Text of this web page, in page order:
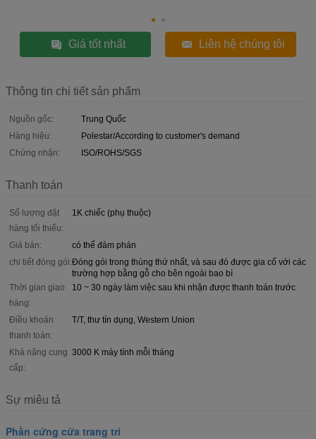
Giá tốt nhất Liên hệ chúng tôi
Thông tin chi tiết sản phẩm
Nguồn gốc:
Trung Quốc
Hàng hiệu:
Polestar/According to customer's demand
Chứng nhận:
ISO/ROHS/SGS
Thanh toán
Số lượng đặt
hàng tối thiểu:
1K chiếc (phụ thuộc)
Giá bán:
có thể đàm phán
chi tiết đóng gói:Đóng gói trong thùng thứ nhất, và sau đó được gia cố với các
trường hợp bằng gỗ cho bên ngoài bao bì
Thời gian giao
hàng:
10 ~ 30 ngày làm việc sau khi nhận được thanh toán trước
Điều khoản
thanh toán:
T/T, thư tín dụng, Western Union
Khả năng cung
cấp:
3000 K máy tính mỗi tháng
Sự miêu tả
Phần cứng cửa trang trí